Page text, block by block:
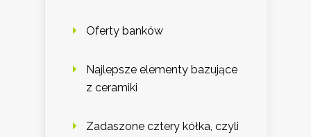
Oferty banków
Najlepsze elementy bazujące
z ceramiki
Zadaszone cztery kółka, czyli